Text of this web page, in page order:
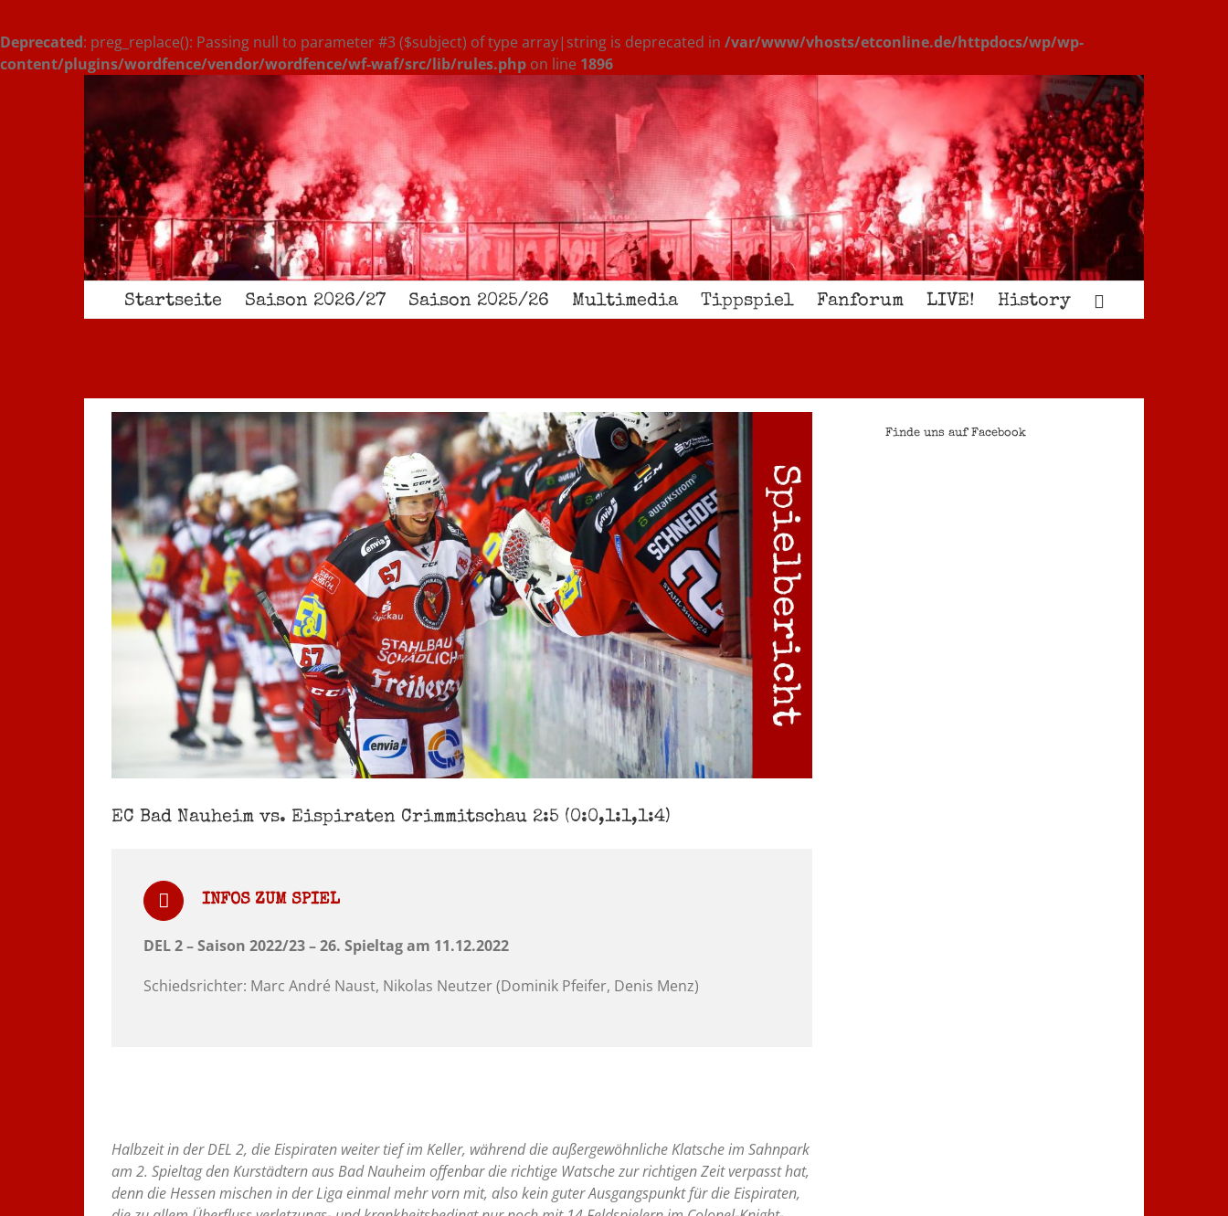
Deprecated: preg_replace(): Passing null to parameter #3 ($subject) of type array|string is deprecated in /var/www/vhosts/etconline.de/httpdocs/wp/wp-
content/plugins/wordfence/vendor/wordfence/wf-waf/src/lib/rules.php on line 1896
Startseite Saison 2026/27 Saison 2025/26 Multimedia Tippspiel Fanforum LIVE! History
Zeige
grösseres
Bild
EC Bad Nauheim vs. Eispiraten Crimmitschau 2:5 (0:0,1:1,1:4)
INFOS ZUM SPIEL
DEL 2 – Saison 2022/23 – 26. Spieltag am 11.12.2022
Schiedsrichter: Marc André Naust, Nikolas Neutzer (Dominik Pfeifer, Denis Menz)
Halbzeit in der DEL 2, die Eispiraten weiter tief im Keller, während die außergewöhnliche Klatsche im Sahnpark
am 2. Spieltag den Kurstädtern aus Bad Nauheim offenbar die richtige Watsche zur richtigen Zeit verpasst hat,
denn die Hessen mischen in der Liga einmal mehr vorn mit, also kein guter Ausgangspunkt für die Eispiraten,
Finde uns auf Facebook